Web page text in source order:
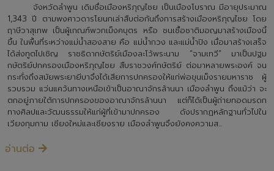
จังหวัดลำพูน เดิมชื่อเมืองหริภุญไชย เป็นเมืองโบราณ มีอายุประมาณ
1,343 ปี ตามพงศาวดารโยนกเล่าสืบต่อกันถึงการสร้างเมืองหริภุญไชย โดย
ฤาษีวาสุเทพ เป็นผู้เกณฑ์พวกเม็งคบุตร หรือ ชนเชื้อชาติมอญมาสร้างเมืองนี้
ขึ้น ในพื้นที่ระหว่างแม่น้ำสองสาย คือ แม่น้ำกวง และแม่น้ำปิง เมื่อมาสร้างเสร็จ
ได้ส่งทูตไปเชิญ ราชธิดากษัตริย์เมืองละโว้พระนาม “จามเทวี” มาเป็นปฐม
กษัตริย์ปกครองเมืองหริภุญไชย สืบราชวงศ์กษัตริย์ ต่อมาหลายพระองค์ จน
กระทั่งถึงสมัยพระยายีบาจึงได้เสียการปกครองให้แก่พ่อขุนเม็งรายมหาราช ผู้
รวบรวม แว่นแคว้นทางเหนือเข้าเป็นอาณาจักรล้านนา เมืองลำพูน ถึงแม้ว่า จะ
ตกอยู่ภายใต้การปกครองของอาณาจักรล้านนา แต่ก็ได้เป็นผู้ถ่ายทอดมรดก
ทางศิลปและวัฒนธรรมให้แก่ผู้ที่เข้ามาปกครอง ดังปรากฏหลักฐานทั่วไปใน
เวียงกุมกาม เชียงใหม่และเชียงราย เมืองลำพูนจึงยังคงความส...
อ่านต่อ